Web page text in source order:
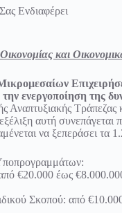
Σας Ενδιαφέρει
και
ενεργοποίηση της
Αναπτυξιακής
αυτή συνεπάγεται
να ξεπεράσει τα
€20.000 έως
Σκοπού: από